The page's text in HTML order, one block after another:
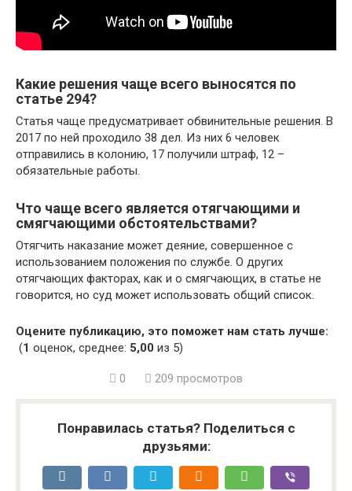
Какие решения чаще всего выносятся по
статье 294?
Статья чаще предусматривает обвинительные решения. В
2017 по ней проходило 38 дел. Из них 6 человек
отправились в колонию, 17 получили штраф, 12 –
обязательные работы.
Что чаще всего является отягчающими и
смягчающими обстоятельствами?
Отягчить наказание может деяние, совершенное с
использованием положения по службе. О других
отягчающих факторах, как и о смягчающих, в статье не
говорится, но суд может использовать общий список.
Оцените публикацию, это поможет нам стать лучше:
(1 оценок, среднее: 5,00 из 5)
0 209 просмотров
Понравилась статья? Поделиться с
друзьями: